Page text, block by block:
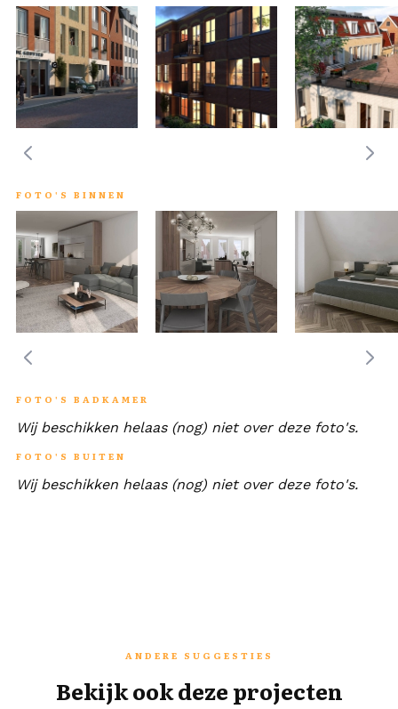
FOTO'S BINNEN
FOTO'S BADKAMER
Wij beschikken helaas (nog) niet over deze foto's.
FOTO'S BUITEN
Wij beschikken helaas (nog) niet over deze foto's.
ANDERE SUGGESTIES
Bekijk ook deze projecten